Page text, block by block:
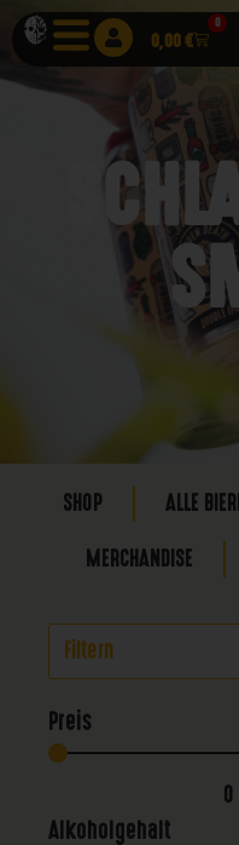
0,00€
0
SHOP ALLE
MERCHANDISE
Filtern
Preis
0
Alkoholgehalt